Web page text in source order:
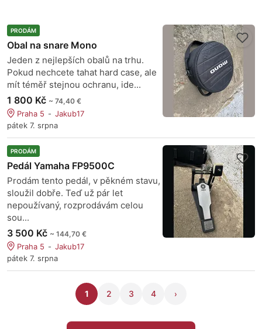
PRODÁM
Obal na snare Mono
Jeden z nejlepších obalů na trhu.
Pokud nechcete tahat hard case, ale
mít téměř stejnou ochranu, ide...
1 800 Kč ~ 74,40 €
Praha 5
Jakub17
pátek 7. srpna
PRODÁM
Pedál Yamaha FP9500C
Prodám tento pedál, v pěkném stavu,
sloužil dobře. Teď už pár let
nepoužívaný, rozprodávám celou
sou...
3 500 Kč ~ 144,70 €
Praha 5
Jakub17
pátek 7. srpna
1 2 3 4 ›